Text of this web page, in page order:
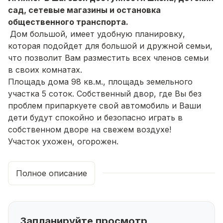
сад, сетевые магазины и остановка
общественного транспорта.
Дом большой, имеет удобную планировку,
которая подойдет для большой и дружной семьи,
что позволит Вам разместить всех членов семьи
в своих комнатах.
Площадь дома 98 кв.м., площадь земельного
участка 5 соток. Собственный двор, где Вы без
проблем припаркуете свой автомобиль и Ваши
дети будут спокойно и безопасно играть в
собственном дворе на свежем воздухе!
Участок ухожен, огорожен.
монолитный, ленточный, кровля окрашенный
профнастил; коммуникации: вода - колодец,
проходит по улице). Отделка предчистовая.
Полное описание